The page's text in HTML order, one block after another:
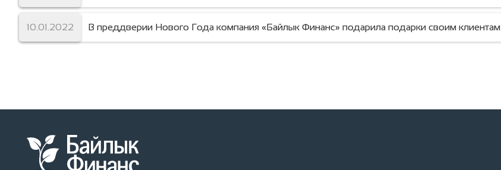
10.01.2022 В преддверии Нового Года компания «Байлык Финанс» подарила подарки своим клиентам